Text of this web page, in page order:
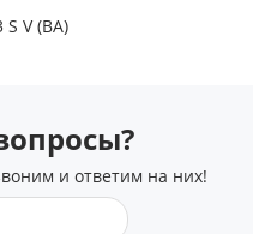
V (BA)
и ответим на них!